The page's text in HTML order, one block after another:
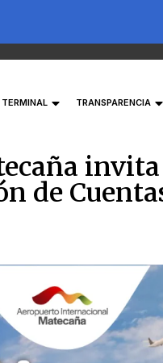
TERMINAL TRANSPARENCIA
invita
de